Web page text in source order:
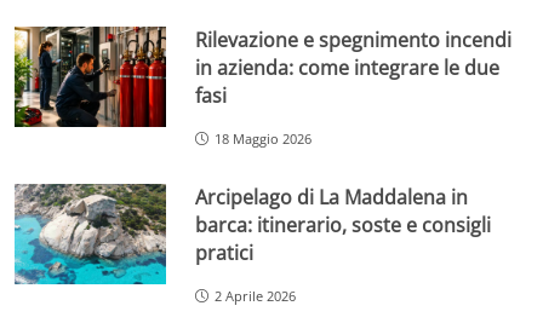
Rilevazione e spegnimento incendi
in azienda: come integrare le due
fasi
18 Maggio 2026
Arcipelago di La Maddalena in
barca: itinerario, soste e consigli
pratici
2 Aprile 2026